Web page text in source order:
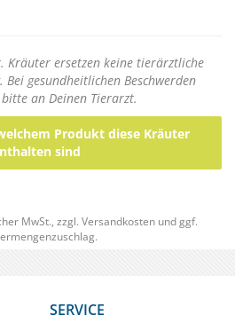
Kräuter ersetzen keine tierärztliche
gesundheitlichen Beschwerden
an Deinen Tierarzt.
Produkt diese Kräuter
sind
MwSt., zzgl. Versandkosten und ggf.
SERVICE